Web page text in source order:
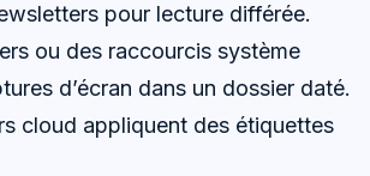
pour lecture différée.
ou des raccourcis système
d’écran dans un dossier daté.
cloud appliquent des étiquettes